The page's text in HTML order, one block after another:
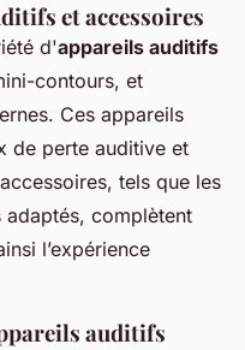
et accessoires
d'appareils auditifs
contours, et
Ces appareils
de perte auditive et
tels que les
adaptés, complètent
l’expérience
auditifs